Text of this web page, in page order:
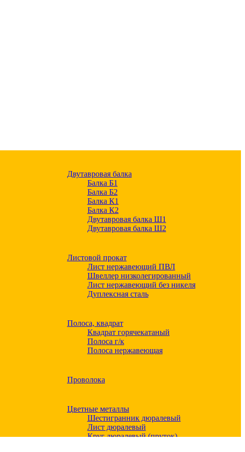
Двутавровая балка
Балка Б1
Балка Б2
Балка К1
Балка К2
Двутавровая балка Ш1
Двутавровая балка Ш2
Листовой прокат
Лист нержавеющий ПВЛ
Швеллер низколегированный
Лист нержавеющий без никеля
Дуплексная сталь
Полоса, квадрат
Квадрат горячекатаный
Полоса г/к
Полоса нержавеющая
Проволока
Цветные металлы
Шестигранник дюралевый
Лист дюралевый
Круг дюралевый (пруток)